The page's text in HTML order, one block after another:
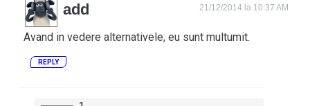
add 21/12/2014 la 10:37 AM
Avand in vedere alternativele, eu sunt multumit.
REPLY